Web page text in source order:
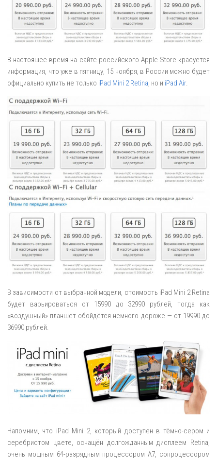
В настоящее время на сайте российского Apple Store красуется
информация, что уже в пятницу, 15 ноября, в России можно будет
официально купить не только iPad Mini 2 Retina, но и iPad Air.
В зависимости от выбранной модели, стоимость iPad Mini 2 Retina
будет варьироваться от 15990 до 32990 рублей, тогда как
«воздушный» планшет обойдётся немного дороже — от 19990 до
36990 рублей.
Напомним, что iPad Mini 2, который доступен в тёмно-сером и
серебристом цвете, оснащён долгожданным дисплеем Retina,
очень мощным 64-разрядным процессором A7, сопроцессором